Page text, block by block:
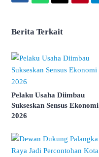
Berita Terkait
Pelaku Usaha Diimbau
Sukseskan Sensus Ekonomi
2026